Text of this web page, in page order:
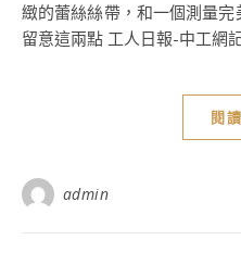
緻的蕾絲絲帶，和一個測量
留意這兩點 工人日報-中工網
閱
admin